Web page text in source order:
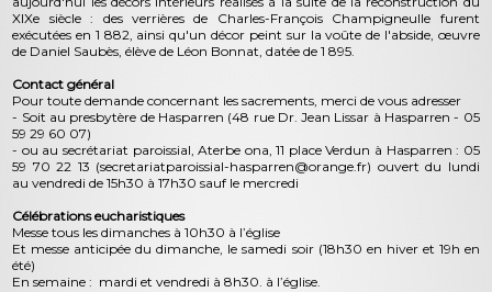
XIXe siècle : des verrières de Charles-François Champigneulle furent
exécutées en 1 882, ainsi qu'un décor peint sur la voûte de l'abside, œuvre
de Daniel Saubès, élève de Léon Bonnat, datée de 1 895.
Contact général
Pour toute demande concernant les sacrements, merci de vous adresser
- Soit au presbytère de Hasparren (48 rue Dr. Jean Lissar à Hasparren - 05
59 29 60 07)
- ou au secrétariat paroissial, Aterbe ona, 11 place Verdun à Hasparren : 05
59 70 22 13 (secretariatparoissial-hasparren@orange.fr) ouvert du lundi
au vendredi de 15h30 à 17h30 sauf le mercredi
Célébrations eucharistiques
Messe tous les dimanches à 10h30 à l’église
Et messe anticipée du dimanche, le samedi soir (18h30 en hiver et 19h en
été)
En semaine : mardi et vendredi à 8h30. à l’église.